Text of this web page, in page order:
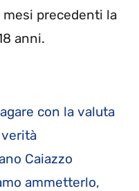
mesi precedenti la
anni.
con la valuta
verità
Caiazzo
ammetterlo,